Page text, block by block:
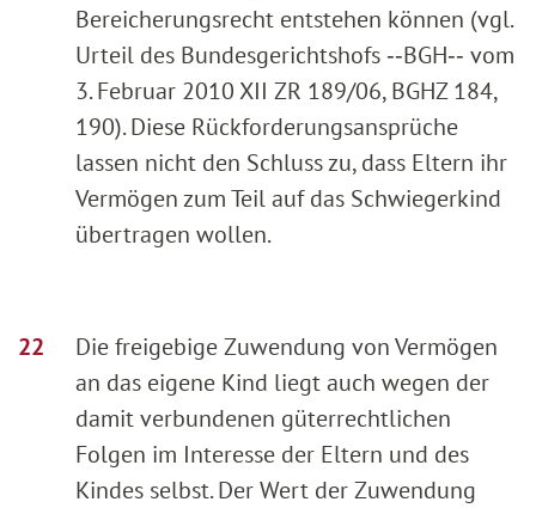
Bereicherungsrecht entstehen können (vgl.
Urteil des Bundesgerichtshofs ‑‑BGH‑‑ vom
3. Februar 2010 XII ZR 189/06, BGHZ 184,
190). Diese Rückforderungsansprüche
lassen nicht den Schluss zu, dass Eltern ihr
Vermögen zum Teil auf das Schwiegerkind
übertragen wollen.
Die freigebige Zuwendung von Vermögen
an das eigene Kind liegt auch wegen der
damit verbundenen güterrechtlichen
Folgen im Interesse der Eltern und des
Kindes selbst. Der Wert der Zuwendung